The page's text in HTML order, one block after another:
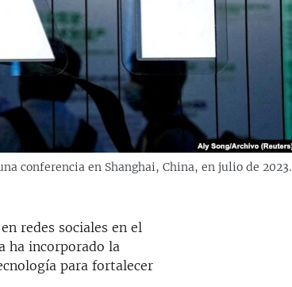
conferencia en Shanghai, China, en julio de 2023.
redes sociales en el
ha incorporado la
para fortalecer